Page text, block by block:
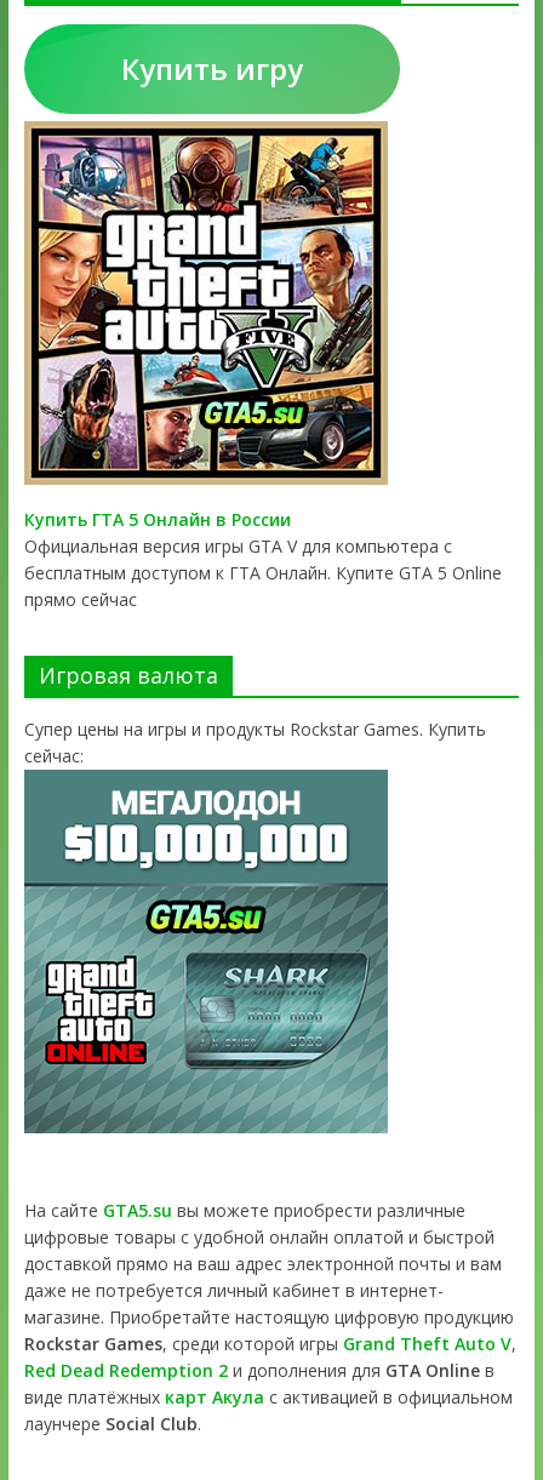
Купить игру
Купить ГТА 5 Онлайн в России
Официальная версия игры GTA V для компьютера с
бесплатным доступом к ГТА Онлайн. Купите GTA 5 Online
прямо сейчас
Игровая валюта
Супер цены на игры и продукты Rockstar Games. Купить
сейчас:
На сайте GTA5.su вы можете приобрести различные
цифровые товары с удобной онлайн оплатой и быстрой
доставкой прямо на ваш адрес электронной почты и вам
даже не потребуется личный кабинет в интернет-
магазине. Приобретайте настоящую цифровую продукцию
Rockstar Games, среди которой игры Grand Theft Auto V,
Red Dead Redemption 2и дополнения для GTA Onlineв
виде платёжных карт Акула с активацией в официальном
лаунчере Social Club.